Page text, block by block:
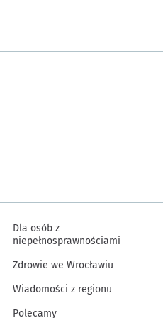
Dla osób z
niepełnosprawnościami
Zdrowie we Wrocławiu
Wiadomości z regionu
Polecamy